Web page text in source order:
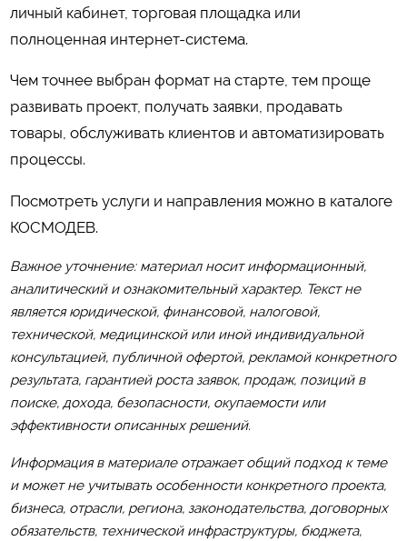
личный кабинет, торговая площадка или
полноценная интернет-система.
Чем точнее выбран формат на старте, тем проще
развивать проект, получать заявки, продавать
товары, обслуживать клиентов и автоматизировать
процессы.
Посмотреть услуги и направления можно в каталоге
КОСМОДЕВ.
Важное уточнение: материал носит информационный,
аналитический и ознакомительный характер. Текст не
является юридической, финансовой, налоговой,
технической, медицинской или иной индивидуальной
консультацией, публичной офертой, рекламой конкретного
результата, гарантией роста заявок, продаж, позиций в
поиске, дохода, безопасности, окупаемости или
эффективности описанных решений.
Информация в материале отражает общий подход к теме
и может не учитывать особенности конкретного проекта,
бизнеса, отрасли, региона, законодательства, договорных
обязательств, технической инфраструктуры, бюджета,